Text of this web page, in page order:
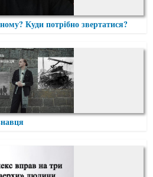
Куди потрібно звертатися?